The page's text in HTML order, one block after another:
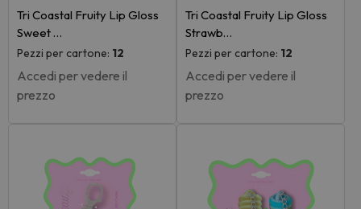
Tri Coastal Fruity Lip Gloss
Sweet …
Pezzi per cartone: 12
Accedi per vedere il
prezzo
Tri Coastal Fruity Lip Gloss
Strawb…
Pezzi per cartone: 12
Accedi per vedere il
prezzo